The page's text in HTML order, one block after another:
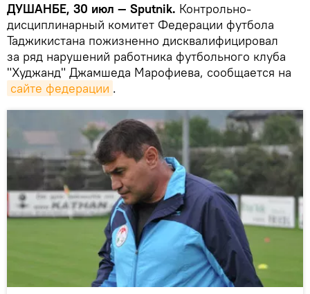
ДУШАНБЕ, 30 июл — Sputnik. Контрольно-
дисциплинарный комитет Федерации футбола
Таджикистана пожизненно дисквалифицировал
за ряд нарушений работника футбольного клуба
"Худжанд" Джамшеда Марофиева, сообщается на
сайте федерации .